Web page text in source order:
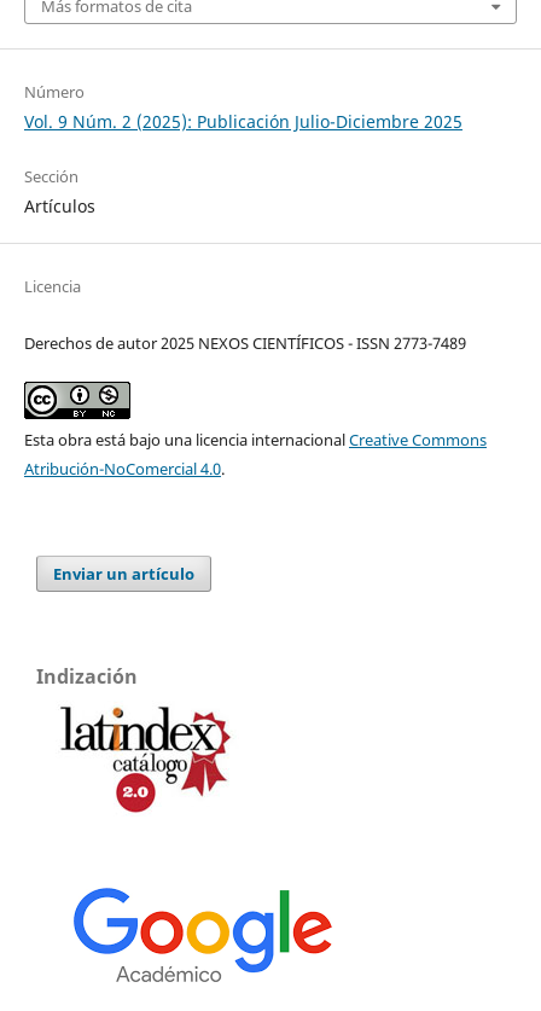
Más formatos de cita
Número
Vol. 9 Núm. 2 (2025): Publicación Julio-Diciembre 2025
Sección
Artículos
Licencia
Derechos de autor 2025 NEXOS CIENTÍFICOS - ISSN 2773-7489
Esta obra está bajo una licencia internacionalCreative Commons
Atribución-NoComercial 4.0.
Enviar un artículo
Indización